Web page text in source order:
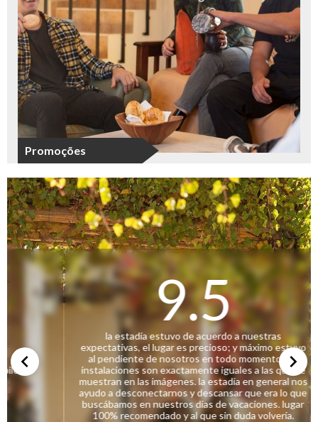
Promoções
Nuestros huéspedes opinan
pileta
9.5
la estadía estuvo de acuerdo a nuestras
expectativas, el lugar es precioso; y máximo estuvo
al pendiente de nosotros en todo momento. las
instalaciones son exactamente iguales a las que se
muestran en las imágenes. la estadía en general nos
ayudo a desconectarnos y descansar que era lo que
buscábamos en nuestros días de vacaciones. lugar
100% recomendado y al que sin duda volvería.